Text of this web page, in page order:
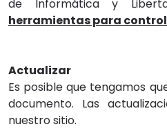
de Informática y
herramientas para
Actualizar
Es posible que tengamos
documento. Las
nuestro sitio.